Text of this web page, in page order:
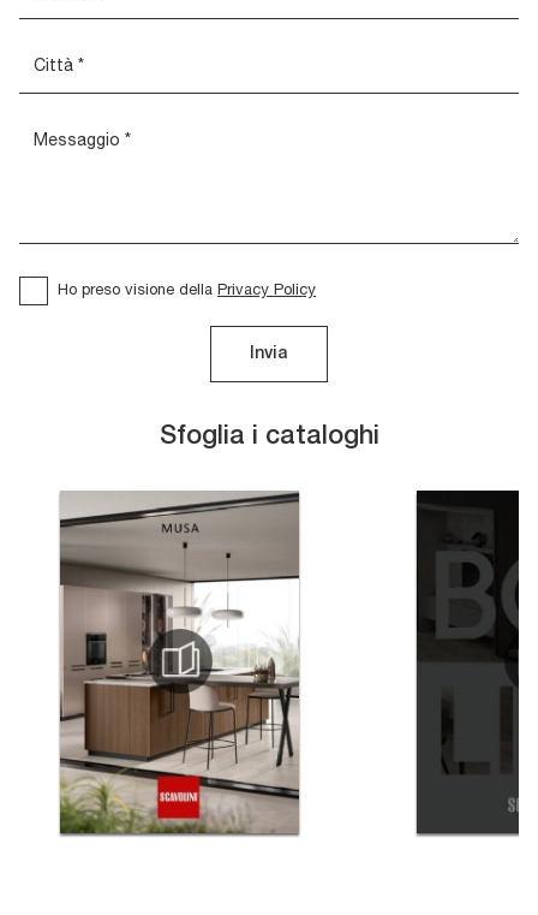
Sfoglia i cataloghi
Ho preso visione della Privacy Policy
Invia